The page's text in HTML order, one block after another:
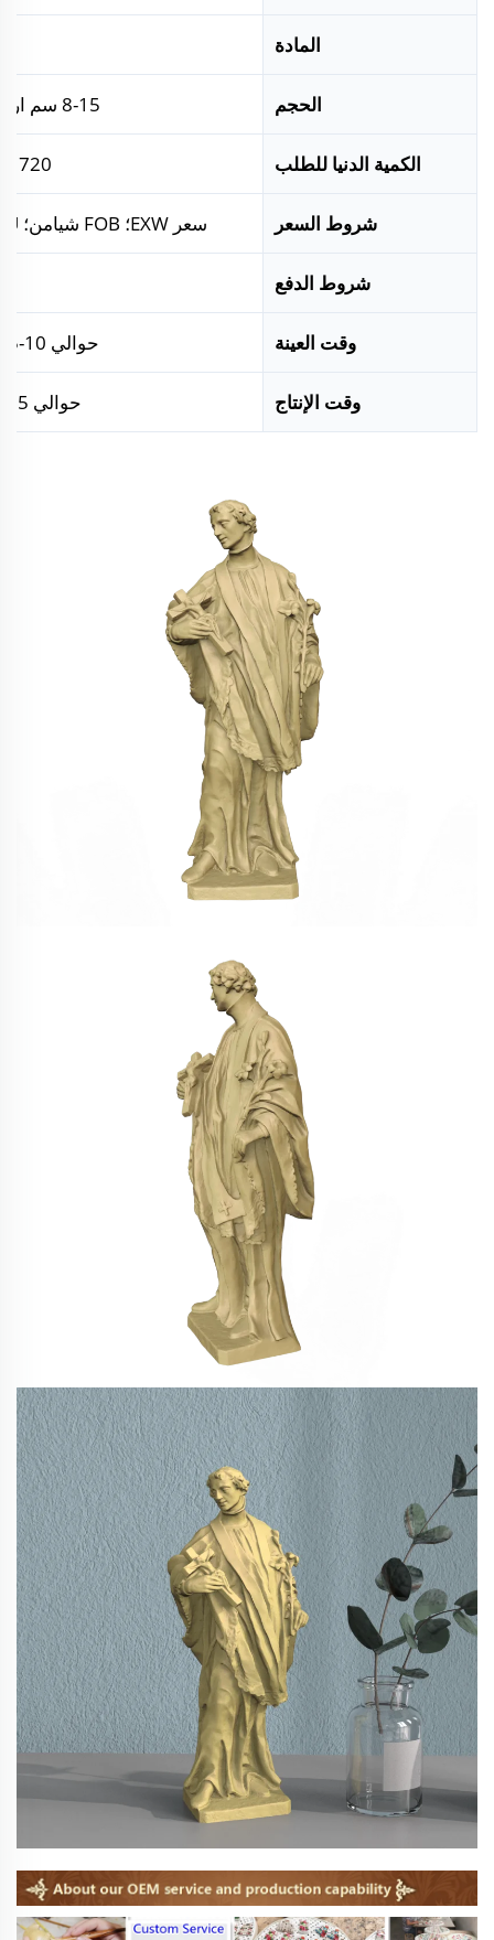
المادة
الحجم 8-15 سم ارتفاعًا، يمكن تخصيصها
الكمية الدنيا للطلب 720 قطعة، قابلة للمفاوضة
شروط السعر سعر EXW؛ FOB شيامن؛ DDU؛ CNF؛ CIF؛ DDP
شروط الدفع
وقت العينة حوالي 10-15 يومًا، قابل للتفاوض
وقت الإنتاج حوالي 55 يومًا، قابلة للمفاوضة